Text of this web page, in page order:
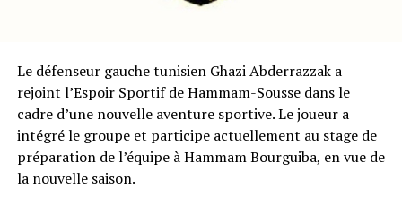
Le défenseur gauche tunisien Ghazi Abderrazzak a
rejoint l’Espoir Sportif de Hammam-Sousse dans le
cadre d’une nouvelle aventure sportive. Le joueur a
intégré le groupe et participe actuellement au stage de
préparation de l’équipe à Hammam Bourguiba, en vue de
la nouvelle saison.